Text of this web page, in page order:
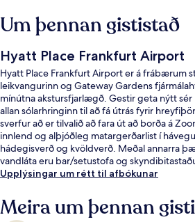
Um þennan gististað
Hyatt Place Frankfurt Airport
Hyatt Place Frankfurt Airport er á frábærum
leikvangurinn og Gateway Gardens
mínútna akstursfjarlægð. Gestir geta nýtt
allan sólarhringinn til að fá útrás fyrir
sverfur að er tilvalið að fara út að borða á
innlend og alþjóðleg matargerðarlist í
hádegisverð og kvöldverð. Meðal annarra
vandláta eru bar/setustofa og
Ferðamenn sem hafa dvalið á staðnum hafa
veitingastaðurinn.
Upplýsingar um rétt til afbókunar
Meira um þennan